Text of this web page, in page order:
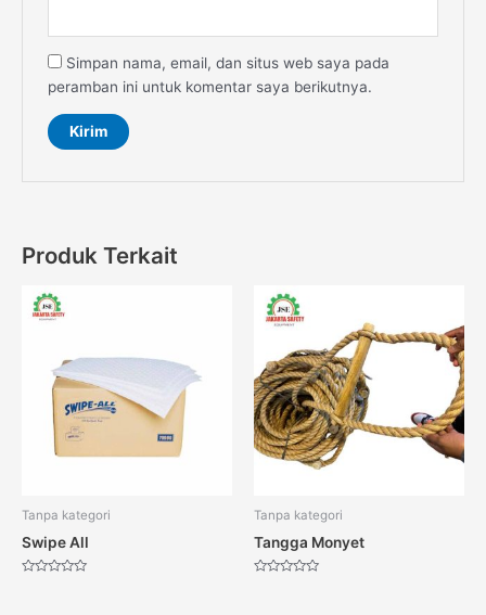
Simpan nama, email, dan situs web saya pada
peramban ini untuk komentar saya berikutnya.
Produk Terkait
Tanpa kategori
Swipe All
Tanpa kategori
Tangga Monyet